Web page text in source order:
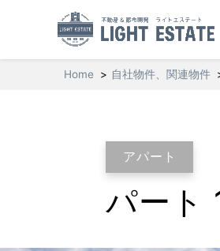
Home 自社物件、関連物件
アパート
パート